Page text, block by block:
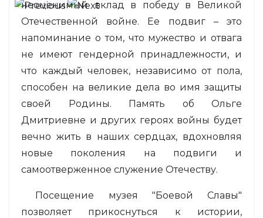
неоценимый вклад в победу в Великой
Отечественной войне. Ее подвиг – это
напоминание о том, что мужество и отвага
не имеют гендерной принадлежности, и
что каждый человек, независимо от пола,
способен на великие дела во имя защиты
своей Родины. Память об Ольге
Дмитриевне и других героях войны будет
вечно жить в наших сердцах, вдохновляя
новые поколения на подвиги и
самоотверженное служение Отечеству.
Посещение музея "Боевой Славы"
позволяет прикоснуться к истории,